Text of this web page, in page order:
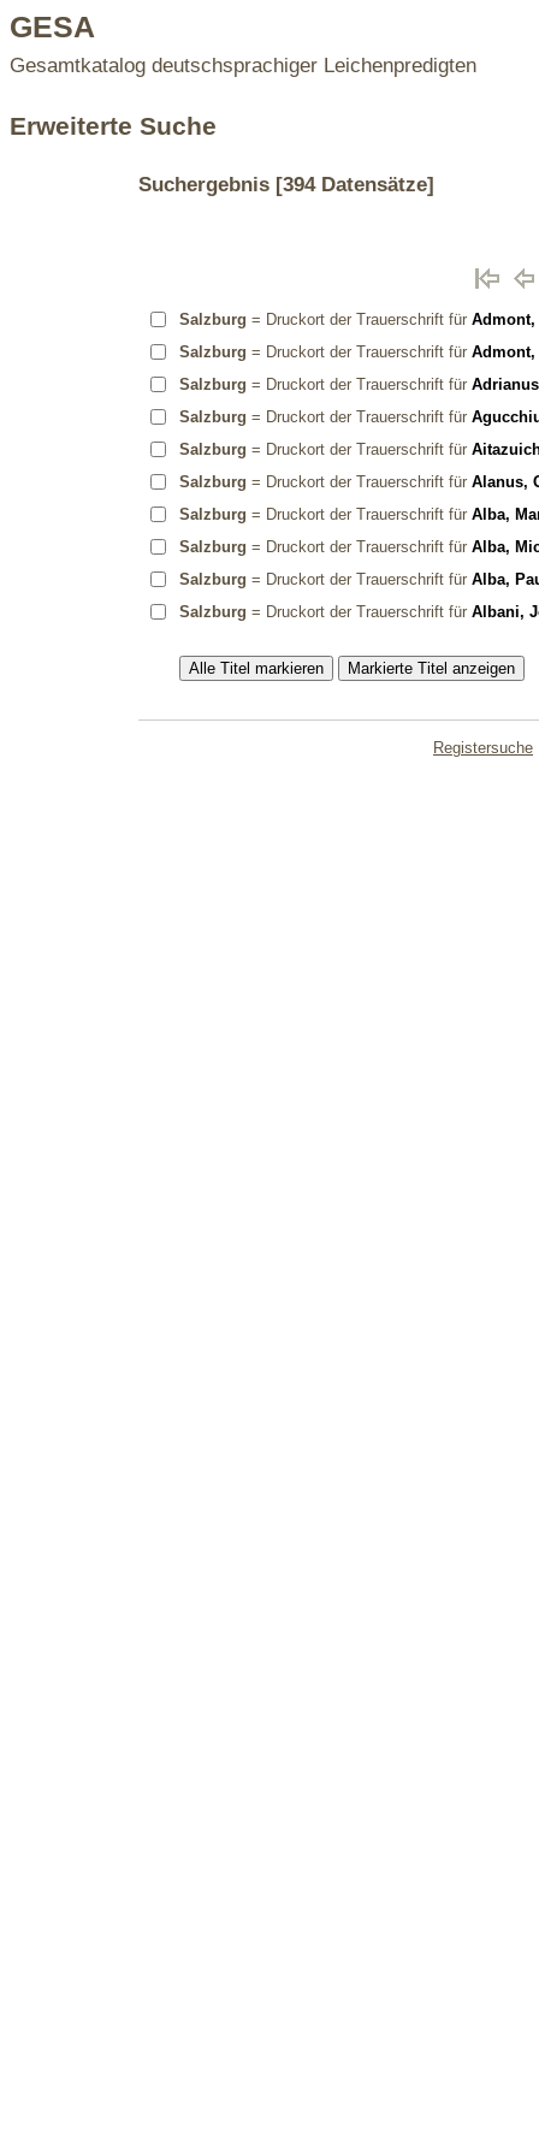
GESA
Gesamtkatalog deutschsprachiger Leichenpredigten
Erweiterte Suche
Suchergebnis[394 Datensätze]
Salzburg = Druckort der Trauerschrift für Admont,
Salzburg = Druckort der Trauerschrift für Admont,
Salzburg = Druckort der Trauerschrift für
Salzburg = Druckort der Trauerschrift für
Salzburg = Druckort der Trauerschrift für
Salzburg = Druckort der Trauerschrift für Alanus,
Salzburg = Druckort der Trauerschrift für Alba,
Salzburg = Druckort der Trauerschrift für Alba,
Salzburg = Druckort der Trauerschrift für Alba,
Salzburg = Druckort der Trauerschrift für Albani,
Registersuche